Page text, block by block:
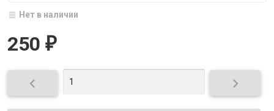
Нет в наличии
250 ₽
 